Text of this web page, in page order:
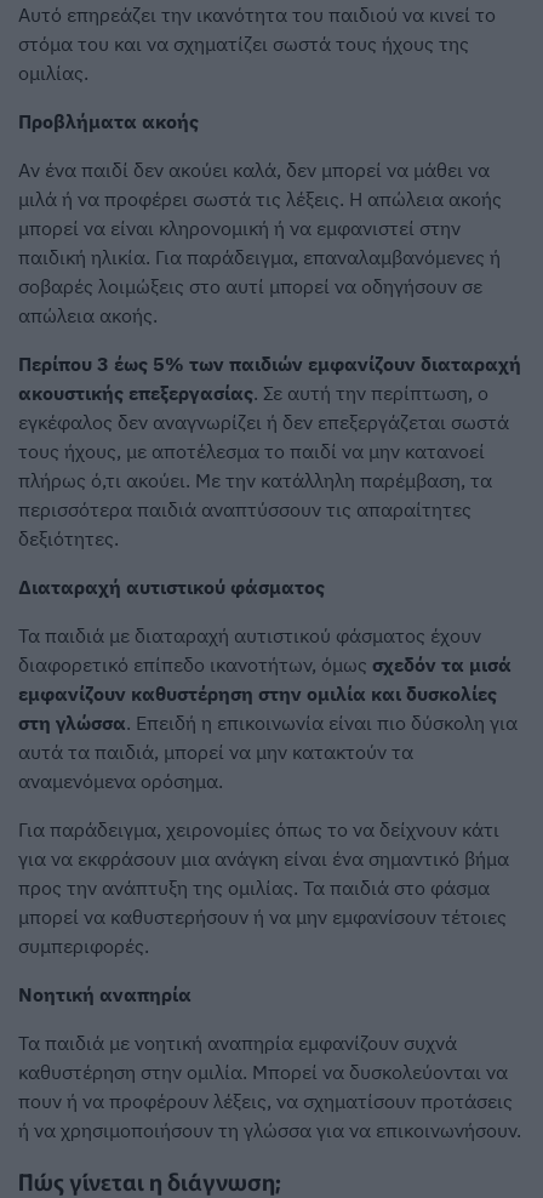
Αυτό επηρεάζει την ικανότητα του παιδιού να κινεί το
στόμα του και να σχηματίζει σωστά τους ήχους της
ομιλίας.
Προβλήματα ακοής
Αν ένα παιδί δεν ακούει καλά, δεν μπορεί να μάθει να
μιλά ή να προφέρει σωστά τις λέξεις. Η απώλεια ακοής
μπορεί να είναι κληρονομική ή να εμφανιστεί στην
παιδική ηλικία. Για παράδειγμα, επαναλαμβανόμενες ή
σοβαρές λοιμώξεις στο αυτί μπορεί να οδηγήσουν σε
απώλεια ακοής.
Περίπου 3 έως 5% των παιδιών εμφανίζουν διαταραχή
ακουστικής επεξεργασίας. Σε αυτή την περίπτωση, ο
εγκέφαλος δεν αναγνωρίζει ή δεν επεξεργάζεται σωστά
τους ήχους, με αποτέλεσμα το παιδί να μην κατανοεί
πλήρως ό,τι ακούει. Με την κατάλληλη παρέμβαση, τα
περισσότερα παιδιά αναπτύσσουν τις απαραίτητες
δεξιότητες.
Διαταραχή αυτιστικού φάσματος
Τα παιδιά με διαταραχή αυτιστικού φάσματος έχουν
διαφορετικό επίπεδο ικανοτήτων, όμως σχεδόν τα μισά
εμφανίζουν καθυστέρηση στην ομιλία και δυσκολίες
στη γλώσσα. Επειδή η επικοινωνία είναι πιο δύσκολη για
αυτά τα παιδιά, μπορεί να μην κατακτούν τα
αναμενόμενα ορόσημα.
Για παράδειγμα, χειρονομίες όπως το να δείχνουν κάτι
για να εκφράσουν μια ανάγκη είναι ένα σημαντικό βήμα
προς την ανάπτυξη της ομιλίας. Τα παιδιά στο φάσμα
μπορεί να καθυστερήσουν ή να μην εμφανίσουν τέτοιες
συμπεριφορές.
Νοητική αναπηρία
Τα παιδιά με νοητική αναπηρία εμφανίζουν συχνά
καθυστέρηση στην ομιλία. Μπορεί να δυσκολεύονται να
πουν ή να προφέρουν λέξεις, να σχηματίσουν προτάσεις
ή να χρησιμοποιήσουν τη γλώσσα για να επικοινωνήσουν.
Πώς γίνεται η διάγνωση;